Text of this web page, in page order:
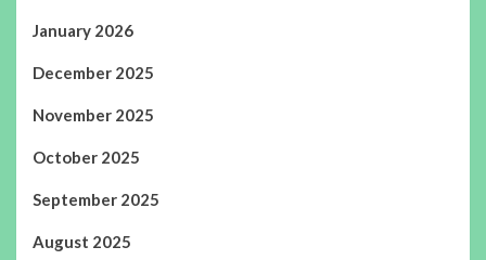
January 2026
December 2025
November 2025
October 2025
September 2025
August 2025